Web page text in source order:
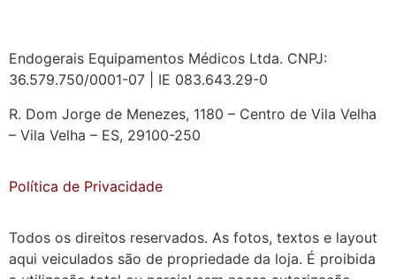
Endogerais Equipamentos Médicos Ltda. CNPJ:
36.579.750/0001-07 | IE 083.643.29-0
R. Dom Jorge de Menezes, 1180 – Centro de Vila Velha
– Vila Velha – ES, 29100-250
Política de Privacidade
Todos os direitos reservados. As fotos, textos e layout
aqui veiculados são de propriedade da loja. É proibida